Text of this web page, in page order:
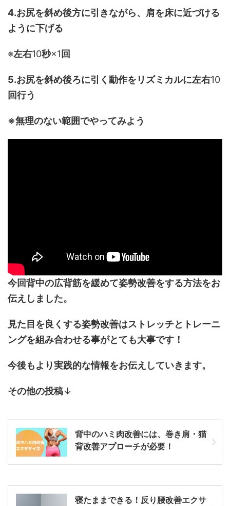
4.お尻を斜め後方に引きながら、肩を床に近づける
ように下げる
※左右10秒×1回
5.お尻を斜め後ろに引く動作をリズミカルに左右10
回行う
※無理のない範囲でやってみよ う
今回背中の広背筋を緩めて姿勢改善をする方法をお
伝えしました。
見た目を良くする姿勢改善はストレッチとトレーニ
ングを組み合わせる事がとても大事です！
今後もより実践的な情報をお伝えしていきます。
その他の投稿↓
背中のハミ肉改善には、巻き肩・猫
背改善アプローチが必要！
寝たままできる！反り腰改善エクサ